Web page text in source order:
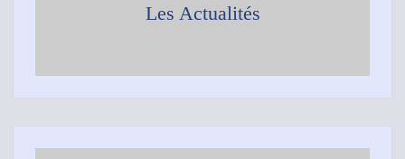
Les Actualités